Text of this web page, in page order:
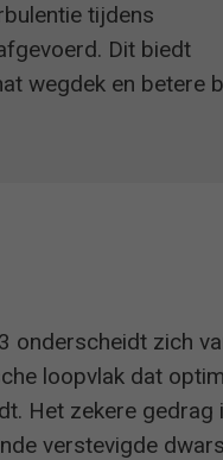
tijdens
Dit biedt
wegdek en betere
onderscheidt zich
loopvlak dat
Het zekere
verstevigde